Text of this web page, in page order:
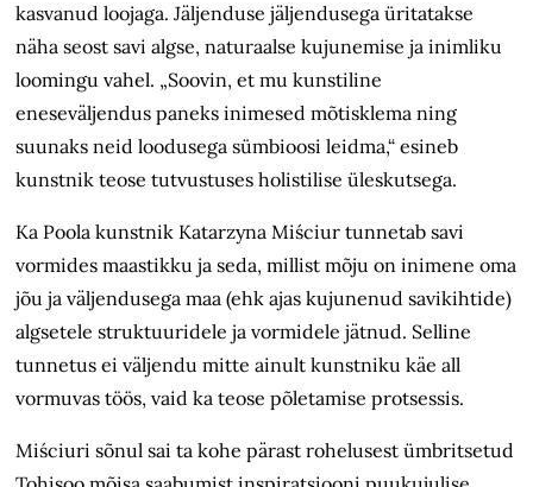
kasvanud loojaga. Jäljenduse jäljendusega üritatakse
näha seost savi algse, naturaalse kujunemise ja inimliku
loomingu vahel. „Soovin, et mu kunstiline
eneseväljendus paneks inimesed mõtisklema ning
suunaks neid loodusega sümbioosi leidma,“ esineb
kunstnik teose tutvustuses holistilise üleskutsega.
Ka Poola kunstnik Katarzyna Miściur tunnetab savi
vormides maastikku ja seda, millist mõju on inimene oma
jõu ja väljendusega maa (ehk ajas kujunenud savikihtide)
algsetele struktuuridele ja vormidele jätnud. Selline
tunnetus ei väljendu mitte ainult kunstniku käe all
vormuvas töös, vaid ka teose põletamise protsessis.
Miściuri sõnul sai ta kohe pärast rohelusest ümbritsetud